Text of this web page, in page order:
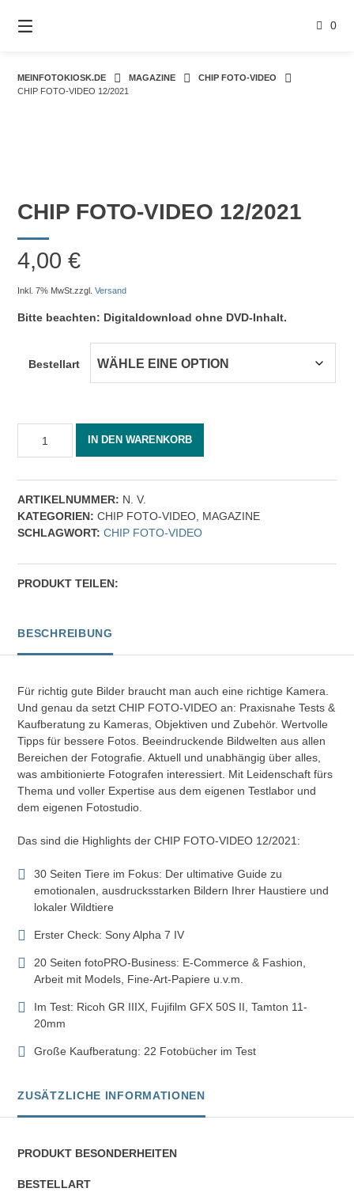
zum
0
MEINFOTOKIOSK.DE MAGAZINE
CHIP FOTO-VIDEO
CHIP FOTO-VIDEO 12/2021
CHIP FOTO-VIDEO 12/2021
4,00€
Inkl. 7% MwSt.zzgl.Versand
Bitte beachten: Digitaldownload ohne DVD-Inhalt.
Bestellart
FOTO-
12/2021
[Digital]
Menge
IN DEN WARENKORB
ARTIKELNUMMER: N. V.
KATEGORIEN: CHIP FOTO-VIDEO MAGAZINE
SCHLAGWORT: CHIP FOTO-VIDEO
PRODUKT TEILEN:
BESCHREIBUNG
Für richtig gute Bilder braucht man auch eine richtige Kamera.
Und genau da setzt CHIP FOTO-VIDEO an: Praxisnahe Tests &
Kaufberatung zu Kameras, Objektiven und Zubehör. Wertvolle
Tipps für bessere Fotos. Beeindruckende Bildwelten aus allen
Bereichen der Fotografie. Aktuell und unabhängig über alles,
was ambitionierte Fotografen interessiert. Mit Leidenschaft fürs
Thema und voller Expertise aus dem eigenen Testlabor und
dem eigenen Fotostudio.
Das sind die Highlights der CHIP FOTO-VIDEO 12/2021:
30 Seiten Tiere im Fokus: Der ultimative Guide zu
emotionalen, ausdrucksstarken Bildern Ihrer Haustiere und
lokaler Wildtiere
Erster Check: Sony Alpha 7 IV
20 Seiten fotoPRO-Business: E-Commerce & Fashion,
Arbeit mit Models, Fine-Art-Papiere u.v.m.
Im Test: Ricoh GR IIIX, Fujifilm GFX 50S II, Tamton 11-
20mm
Große Kaufberatung: 22 Fotobücher im Test
ZUSÄTZLICHE INFORMATIONEN
PRODUKT BESONDERHEITEN
BESTELLART